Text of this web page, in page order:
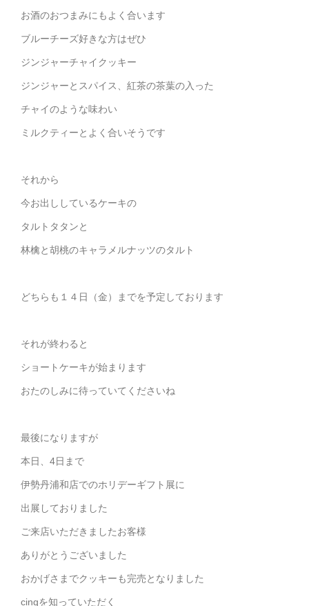
お酒のおつまみにもよく合います
ブルーチーズ好きな方はぜひ
ジンジャーチャイクッキー
ジンジャーとスパイス、紅茶の茶葉の入った
チャイのような味わい
ミルクティーとよく合いそうです
それから
今お出ししているケーキの
タルトタタンと
林檎と胡桃のキャラメルナッツのタルト
どちらも１４日（金）までを予定しております
それが終わると
ショートケーキが始まります
おたのしみに待っていてくださいね
最後になりますが
本日、4日まで
伊勢丹浦和店でのホリデーギフト展に
出展しておりました
ご来店いただきましたお客様
ありがとうございました
おかげさまでクッキーも完売となりました
cinqを知っていただく